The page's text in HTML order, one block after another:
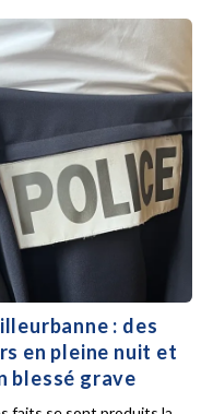
: des
en pleine nuit et
blessé grave